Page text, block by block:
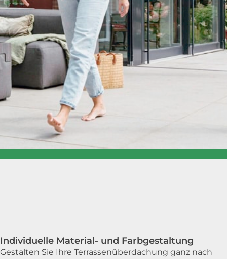
Individuelle Material- und Farbgestaltung
Gestalten Sie Ihre Terrassenüberdachung ganz nach